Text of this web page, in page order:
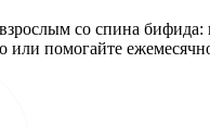
со спина бифида:
или помогайте